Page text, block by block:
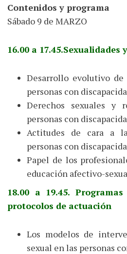
Contenidos y programa
Sábado 9 de MARZO
16.00 a 17.45.Sexualidades
Desarrollo evolutivo de
personas con
Derechos sexuales y
personas con
Actitudes de cara a
personas con
Papel de los
educación afectivo-
18.00 a 19.45.
protocolos de actuación
Los modelos de
sexual en las personas